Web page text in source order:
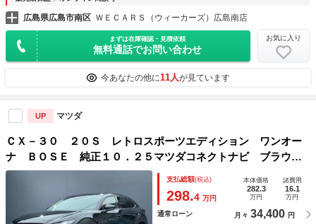
広島県広島市南区 ＷＥＣＡＲＳ（ウィーカーズ）広島南店
まずは在庫確認・見積依頼
無料通話でお問い合わせ
お気に入り
今あなたの他に11人が見ています
UP マツダ
ＣＸ－３０ ２０Ｓ レトロスポーツエディション ワンオー
ナ ＢＯＳＥ 純正１０．２５マツダコネクトナビ ブラウン
ハーフレザーシート アイアクティブセンス シート／ハンド
ルヒータ 全周囲カメラ 純正前後ドラレコ アダプティブＬ
ＥＤヘッドライト ＥＴＣ
支払総額(税込)
298.4 万円
本体価格
282.3
万円
諸費用
16.1
万円
通常ローン 月々 34,400 円